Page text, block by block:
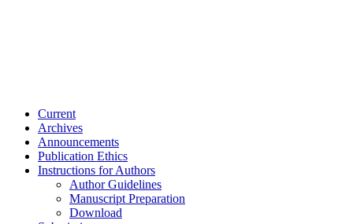
Current
Archives
Announcements
Publication Ethics
Instructions for Authors
Author Guidelines
Manuscript Preparation
Download